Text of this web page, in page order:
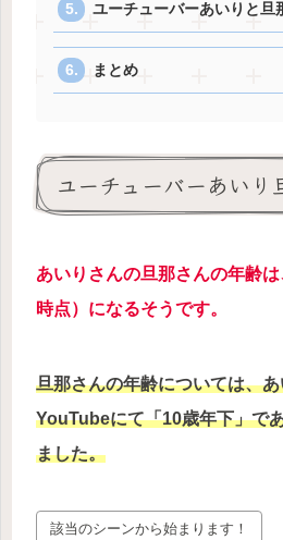
ユーチューバーあいりと旦
まとめ
ユーチューバーあいり
あいりさんの旦那さんの年齢
時点）になるそうです。
旦那さんの年齢については、
YouTubeにて「10歳年下」で
ました。
該当のシーンから始まります！